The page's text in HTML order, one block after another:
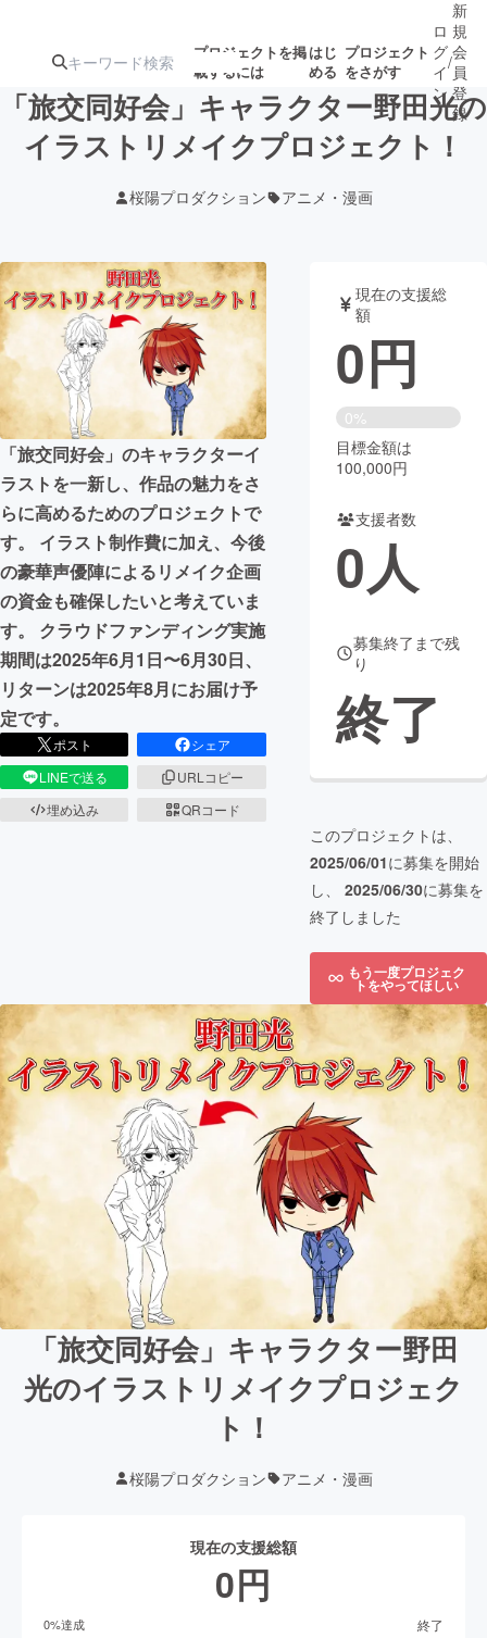
プロジェクトを掲
載するには
はじ
める
プロジェクト
をさがす
注目のリ
ターン
注目の新着プロ
ジェクト
ロジェクト
アート・写真 音楽
テクノロジー・ガジェット ゲーム・サ
映像・映画 書籍・雑誌
ビジネス・起業 チャレンジ
まちづくり・地域活性化
CAMPFIRE for Social Good
CAMPFIRE Creation
CAMPFIREふるさと納税machi-ya
ロ
グ
イ
ン
/
新
規
会
員
登
録
「旅交同好会」キャラクター野田光の
イラストリメイクプロジェクト！
桜陽プロダクション アニメ・漫画
「旅交同好会」のキャラクターイ
ラストを一新し、作品の魅力をさ
らに高めるためのプロジェクトで
す。 イラスト制作費に加え、今後
の豪華声優陣によるリメイク企画
の資金も確保したいと考えていま
す。 クラウドファンディング実施
期間は2025年6月1日〜6月30日、
リターンは2025年8月にお届け予
定です。
ポスト
シェア
LINEで送る
URLコピー
埋め込み
QRコード
現在の支援総
額
0円
0%
目標金額は
100,000円
支援者数
0人
募集終了まで残
り
終了
このプロジェクトは、
2025/06/01に募集を開始
し、 2025/06/30に募集を
終了しました
もう一度プロジェク
トをやってほしい
「旅交同好会」キャラクター野田
光のイラストリメイクプロジェク
ト！
桜陽プロダクション アニメ・漫画
現在の支援総額
0円
0%達成 終了